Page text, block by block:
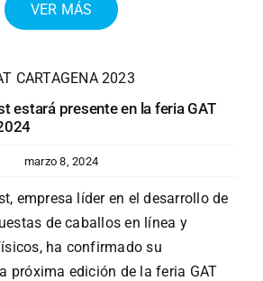
VER MÁS
estará presente en la feria GAT
marzo 8, 2024
empresa líder en el desarrollo de
de caballos en línea y
ha confirmado su
próxima edición de la feria GAT